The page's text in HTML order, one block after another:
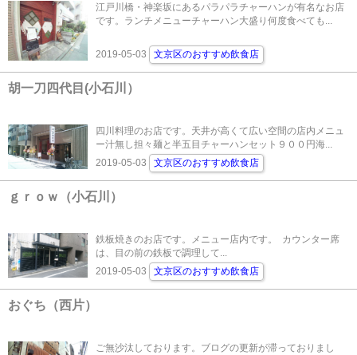
江戸川橋・神楽坂にあるパラパラチャーハンが有名なお店
です。ランチメニューチャーハン大盛り何度食べても...
2019-05-03 文京区のおすすめ飲食店
胡一刀四代目(小石川）
四川料理のお店です。天井が高くて広い空間の店内メニュ
ー汁無し担々麺と半五目チャーハンセット９００円海...
2019-05-03
文京区のおすすめ飲食店
ｇｒｏｗ（小石川）
鉄板焼きのお店です。メニュー店内です。 カウンター席
は、目の前の鉄板で調理して...
2019-05-03
文京区のおすすめ飲食店
おぐち（西片）
ご無沙汰しております。ブログの更新が滞っておりまし